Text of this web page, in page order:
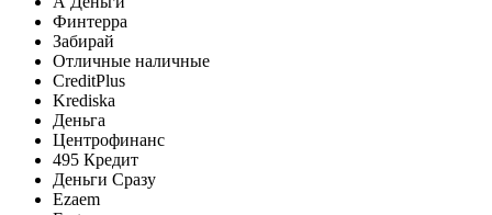
Финтерра
Забирай
Отличные наличные
CreditPlus
Krediska
Деньга
Центрофинанс
495 Кредит
Деньги Сразу
Ezaem